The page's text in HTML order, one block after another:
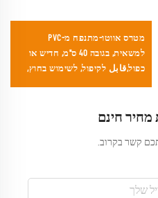
מטרס אווטו-מתנפח מ-PVC
למשאית, בגובה 40 ס"מ, חדיש או
כפול,قابل לקיפול, לשימוש בחוץ,
מחיר חינם
קשר בקרוב.